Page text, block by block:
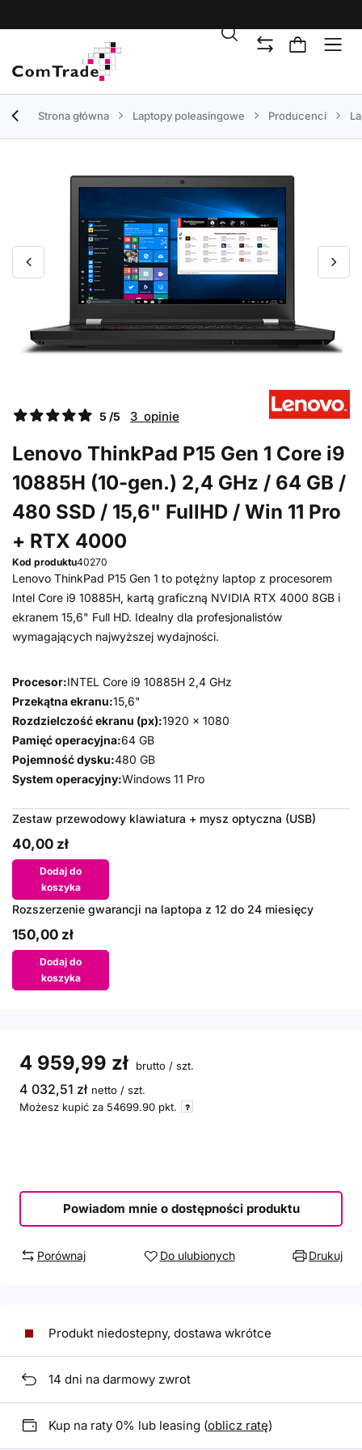
Strona główna Laptopy poleasingowe Producenci
5 /5 3 opinie
Lenovo ThinkPad P15 Gen 1 Core i9
10885H (10-gen.) 2,4 GHz / 64 GB /
480 SSD / 15,6" FullHD / Win 11 Pro
+ RTX 4000
Kod produktu40270
Lenovo ThinkPad P15 Gen 1 to potężny laptop z procesorem
Intel Core i9 10885H, kartą graficzną NVIDIA RTX 4000 8GB i
ekranem 15,6" Full HD. Idealny dla profesjonalistów
wymagających najwyższej wydajności.
Procesor:INTEL Core i9 10885H 2,4 GHz
Przekątna ekranu:15,6"
Rozdzielczość ekranu (px):1920 x 1080
Pamięć operacyjna:64 GB
Pojemność dysku:480 GB
System operacyjny:Windows 11 Pro
Zestaw przewodowy klawiatura + mysz optyczna (USB)
40,00 zł
Dodaj do
koszyka
Rozszerzenie gwarancji na laptopa z 12 do 24 miesięcy
150,00 zł
Dodaj do
koszyka
4 959,99 zł brutto / szt.
4 032,51 zł netto / szt.
Możesz kupić za 54699.90 pkt.
Powiadom mnie o dostępności produktu
Porównaj Do ulubionych Drukuj
Produkt niedostepny, dostawa wkrótce
14 dni na darmowy zwrot
Kup na raty 0% lub leasing (oblicz ratę)